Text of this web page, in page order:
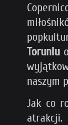
Toruniu
naszym
Jak co
atrakcji.